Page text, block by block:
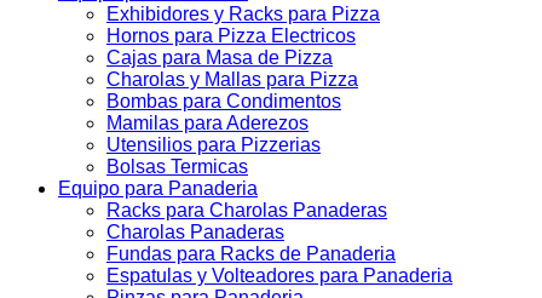
Exhibidores y Racks para Pizza
Hornos para Pizza Electricos
Cajas para Masa de Pizza
Charolas y Mallas para Pizza
Bombas para Condimentos
Mamilas para Aderezos
Utensilios para Pizzerias
Bolsas Termicas
Equipo para Panaderia
Racks para Charolas Panaderas
Charolas Panaderas
Fundas para Racks de Panaderia
Espatulas y Volteadores para Panaderia